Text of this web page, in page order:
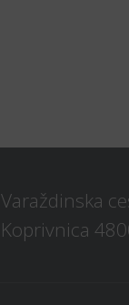
Varaždinska
Koprivnica